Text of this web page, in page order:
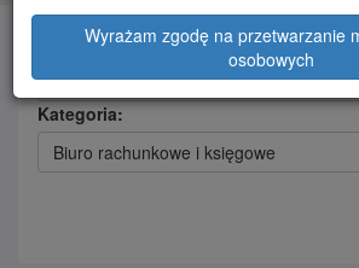
Słowa kluczowe:
Kategoria:
Biuro rachunkowe i księgowe
Wyrażam zgodę na przetwarzanie
osobowych